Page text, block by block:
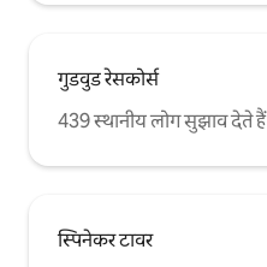
गुडवुड रेसकोर्स
439 स्थानीय लोग सुझाव देते हैं
स्पिनेकर टावर